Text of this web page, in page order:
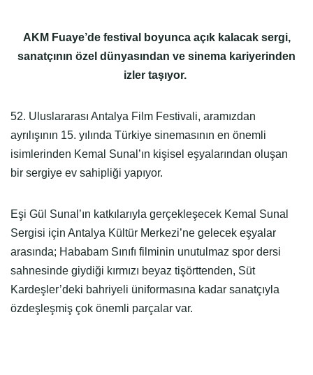
AKM Fuaye’de festival boyunca açık kalacak sergi,
sanatçının özel dünyasından ve sinema kariyerinden
izler taşıyor.
52. Uluslararası Antalya Film Festivali, aramızdan
ayrılışının 15. yılında Türkiye sinemasının en önemli
isimlerinden Kemal Sunal’ın kişisel eşyalarından oluşan
bir sergiye ev sahipliği yapıyor.
Eşi Gül Sunal’ın katkılarıyla gerçekleşecek Kemal Sunal
Sergisi için Antalya Kültür Merkezi’ne gelecek eşyalar
arasında; Hababam Sınıfı filminin unutulmaz spor dersi
sahnesinde giydiği kırmızı beyaz tişörttenden, Süt
Kardeşler’deki bahriyeli üniformasına kadar sanatçıyla
özdeşleşmiş çok önemli parçalar var.